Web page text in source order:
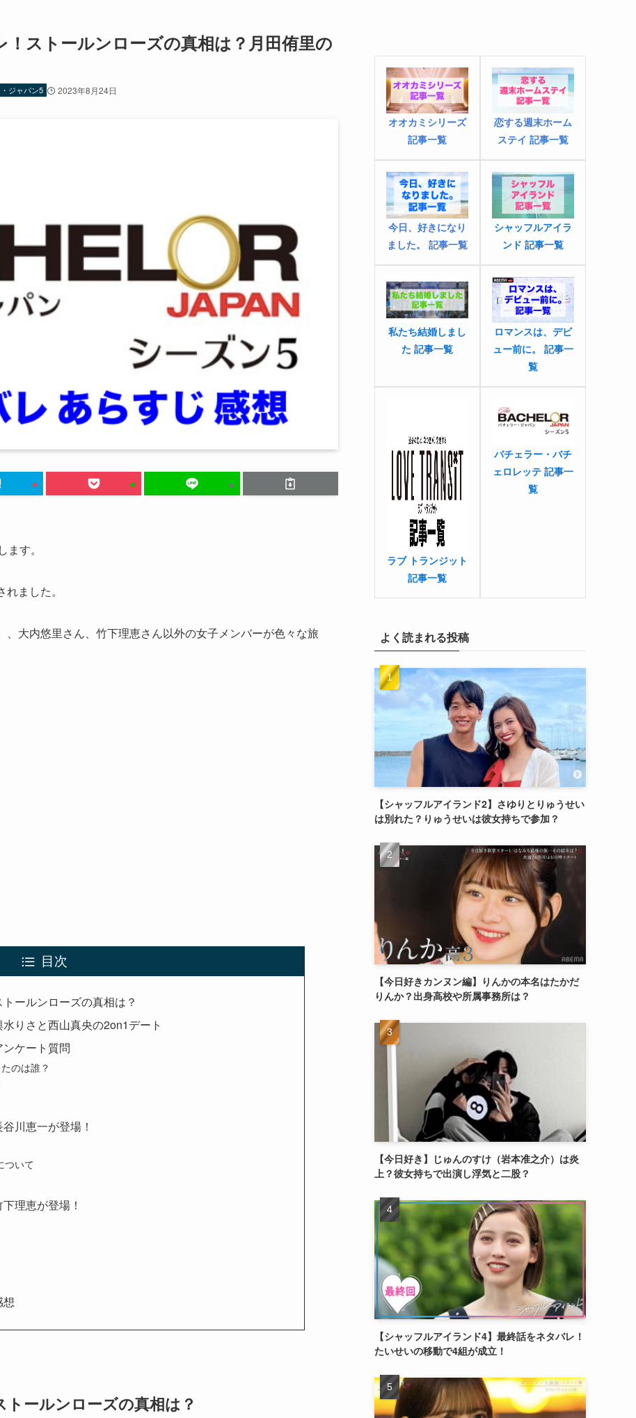
！ストールンローズの真相は？月田侑里の
ジャパン5 2023年8月24日
す。
ました。
大内悠里さん、竹下理恵さん以外の女子メンバーが色々な旅
目次
ールンローズの真相は？
りさと西山真央の2on1デート
ンケート質問
のは誰？
川恵一が登場！
ついて
理恵が登場！
想
トールンローズの真相は？
オオカミシリーズ
記事一覧
恋する週末ホーム
ステイ 記事一覧
今日、好きになり
ました。 記事一覧
シャッフルアイラ
ンド 記事一覧
私たち結婚しまし
た 記事一覧
ロマンスは、デビ
ュー前に。 記事一
覧
ラブ トランジット
記事一覧
バチェラー・バチ
ェロレッテ 記事一
覧
よく読まれる投稿
【シャッフルアイランド2】さゆりとりゅうせい
は別れた？りゅうせいは彼女持ちで参加？
【今日好きカンヌン編】りんかの本名はたかだ
りんか？出身高校や所属事務所は？
【今日好き】じゅんのすけ（岩本准之介）は炎
上？彼女持ちで出演し浮気と二股？
【シャッフルアイランド4】最終話をネタバレ！
たいせいの移動で4組が成立！